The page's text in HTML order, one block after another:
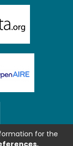
for the